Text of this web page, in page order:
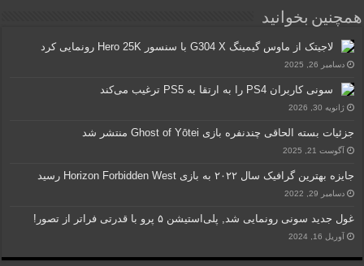
همچنین بخوانید
لاجیتک از ماوس گیمینگ G304 X با سنسور Hero 25K رونمایی کرد
دسامبر 26, 2025
سونی کاربران PS4 را به ارتقا به PS5 ترغیب می‌کند
ژانویه 30, 2026
جزئیات بسته الحاقی چندنفره بازی Ghost of Yōtei منتشر شد
آگوست 21, 2025
جایزه بهترین گرافیک سال ۲۰۲۲ به بازی Horizon Forbidden West رسید
دسامبر 29, 2022
غول جدید سونی رونمایی شد, پلی‌استیشن ۵ پرو با قدرتی فراتر از تصور!
آوریل 16, 2024